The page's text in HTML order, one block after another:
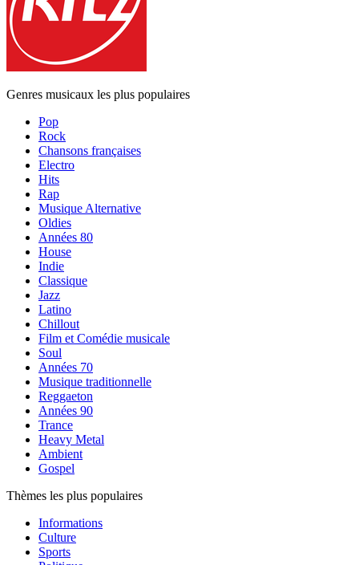
Genres musicaux les plus populaires
Pop
Rock
Chansons françaises
Electro
Hits
Rap
Musique Alternative
Oldies
Années 80
House
Indie
Classique
Jazz
Latino
Chillout
Film et Comédie musicale
Soul
Années 70
Musique traditionnelle
Reggaeton
Années 90
Trance
Heavy Metal
Ambient
Gospel
Thèmes les plus populaires
Informations
Culture
Sports